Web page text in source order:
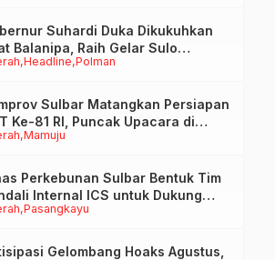
Headline Polman
Suhardi Duka Dikukuhkan
Balanipa, Raih Gelar Sulo
Mamuju
Sulbar Matangkan Persiapan
Ke-81 RI, Puncak Upacara di
Ahmad Kirang
Pasangkayu
Perkebunan Sulbar Bentuk Tim
Internal ICS untuk Dukung
ISPO Pekebun di
Gelombang Hoaks Agustus,